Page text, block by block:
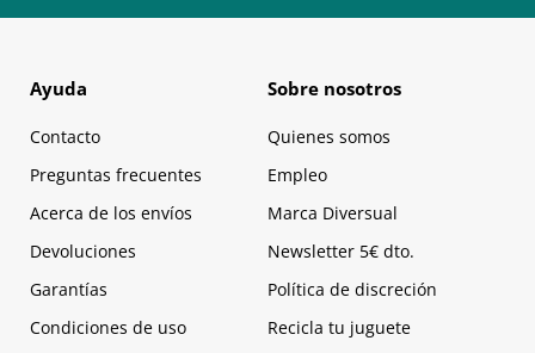
Ayuda
Contacto
Preguntas frecuentes
Acerca de los envíos
Devoluciones
Garantías
Condiciones de uso
Sobre nosotros
Quienes somos
Empleo
Marca Diversual
Newsletter 5€ dto.
Política de discreción
Recicla tu juguete